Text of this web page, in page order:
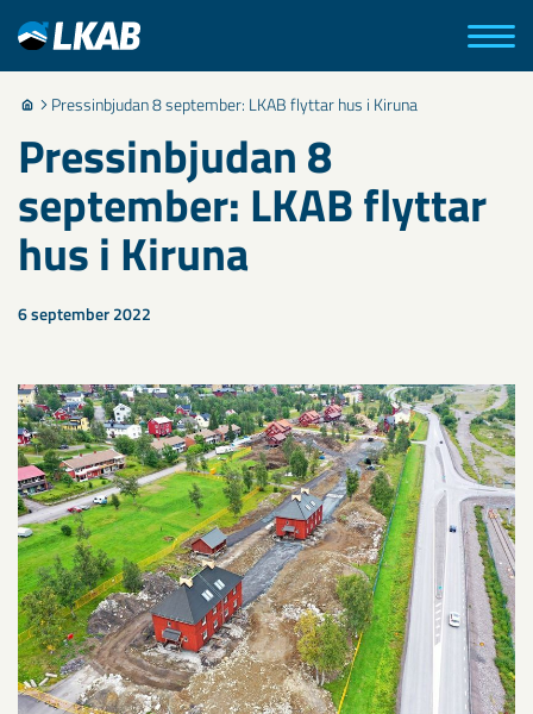
Pressinbjudan 8 september: LKAB flyttar hus i Kiruna
Pressinbjudan 8
september: LKAB flyttar
hus i Kiruna
6 september 2022